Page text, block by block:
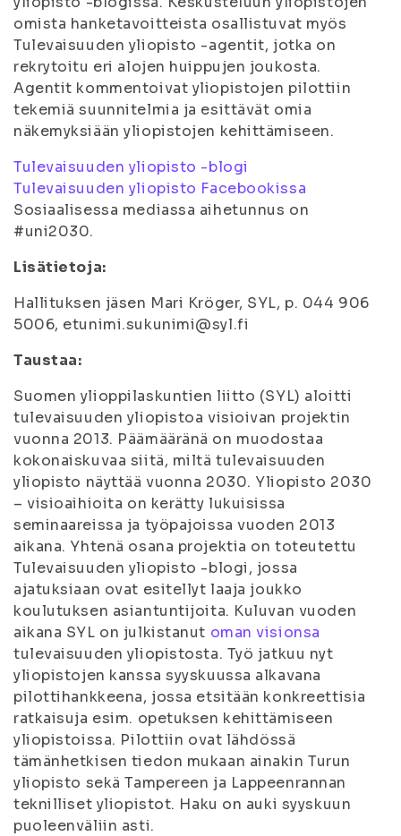
omista hanketavoitteista osallistuvat myös
Tulevaisuuden yliopisto -agentit, jotka on
rekrytoitu eri alojen huippujen joukosta.
Agentit kommentoivat yliopistojen pilottiin
tekemiä suunnitelmia ja esittävät omia
näkemyksiään yliopistojen kehittämiseen.
Tulevaisuuden yliopisto -blogi
Tulevaisuuden yliopisto Facebookissa
Sosiaalisessa mediassa aihetunnus on
#uni2030.
Lisätietoja:
Hallituksen jäsen Mari Kröger, SYL, p. 044 906
5006, etunimi.sukunimi@syl.fi
Taustaa:
Suomen ylioppilaskuntien liitto (SYL) aloitti
tulevaisuuden yliopistoa visioivan projektin
vuonna 2013. Päämääränä on muodostaa
kokonaiskuvaa siitä, miltä tulevaisuuden
yliopisto näyttää vuonna 2030. Yliopisto 2030
– visioaihioita on kerätty lukuisissa
seminaareissa ja työpajoissa vuoden 2013
aikana. Yhtenä osana projektia on toteutettu
Tulevaisuuden yliopisto -blogi, jossa
ajatuksiaan ovat esitellyt laaja joukko
koulutuksen asiantuntijoita. Kuluvan vuoden
aikana SYL on julkistanut oman visionsa
tulevaisuuden yliopistosta. Työ jatkuu nyt
yliopistojen kanssa syyskuussa alkavana
pilottihankkeena, jossa etsitään konkreettisia
ratkaisuja esim. opetuksen kehittämiseen
yliopistoissa. Pilottiin ovat lähdössä
tämänhetkisen tiedon mukaan ainakin Turun
yliopisto sekä Tampereen ja Lappeenrannan
teknilliset yliopistot. Haku on auki syyskuun
puoleenväliin asti.